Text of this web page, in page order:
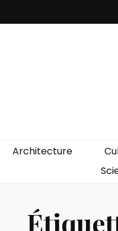
Architecture